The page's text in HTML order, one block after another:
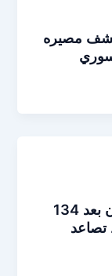
مصيره
الإفراج عن القاصر مريم فايز سلطان بعد 134